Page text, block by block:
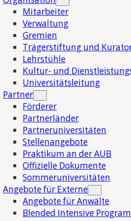
Mitarbeiter
Verwaltung
Gremien
Trägerstiftung und
Lehrstühle
Kultur- und
Universitätsleitung
Partner
Förderer
Partnerländer
Partneruniversitäten
Stellenangebote
Praktikum an der AUB
Offizielle Dokumente
Sommeruniversitäten
Angebote für Externe
Angebote für Anwälte
Blended Intensive Program